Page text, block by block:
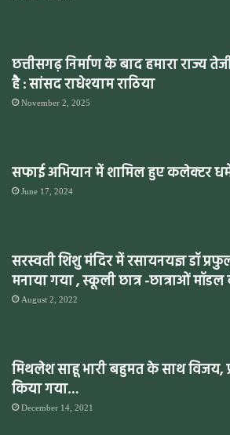
छत्तीसगढ़ निर्माण के बाद हमारा राज्य
है : सांसद राधेश्याम राठिया
November 2, 2025
सफाई अभियान में शामिल हुए कलेक्टर
June 17, 2024
सरस्वती शिशु मंदिर में रसायनयज्ञ डॉ
मनाया गया , स्कूली छात्र -छात्राओं
August 2, 2022
मिथलेश साहू भारी बहुमत के साथ विजय,
किया गया…
December 14, 2021